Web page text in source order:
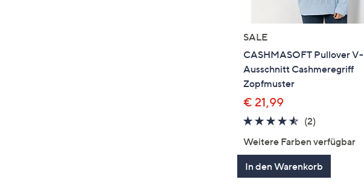
SALE
CASHMASOFT Pullover V-
Ausschnitt Cashmeregriff
Zopfmuster
€ 21,99
4.5
(2)2
Weitere Farben verfügbar
In den Warenkorb